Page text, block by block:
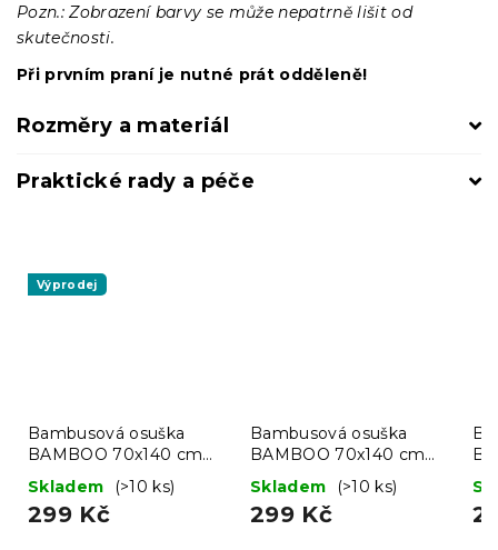
Pozn.: Zobrazení barvy se může nepatrně lišit od
skutečnosti.
Při prvním praní je nutné prát odděleně!
Rozměry a materiál
Praktické rady a péče
Výprodej
Bambusová osuška
BAMBOO 70x140 cm
fialová, 70% bambus |
30% bavlna
Skladem (>10 ks)
299 Kč
Bambusová osuška
BAMBOO 70x140 cm
vínová, 70% bambus |
30% bavlna
Skladem (>10 ks)
299 Kč